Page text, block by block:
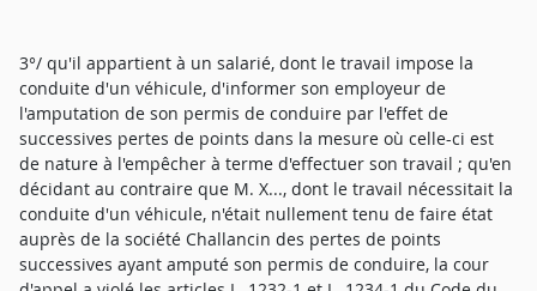
3°/ qu'il appartient à un salarié, dont le travail impose la
conduite d'un véhicule, d'informer son employeur de
l'amputation de son permis de conduire par l'effet de
successives pertes de points dans la mesure où celle-ci est
de nature à l'empêcher à terme d'effectuer son travail ; qu'en
décidant au contraire que M. X..., dont le travail nécessitait la
conduite d'un véhicule, n'était nullement tenu de faire état
auprès de la société Challancin des pertes de points
successives ayant amputé son permis de conduire, la cour